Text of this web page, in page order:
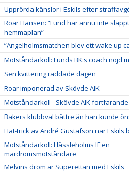
Upprörda känslor i Eskils efter
Roar Hansen: ”Lund har ännu inte
hemmaplan”
”Ängelholmsmatchen blev ett wake up
Motståndarkoll: Lunds BK:s coach nöjd
Sen kvittering räddade dagen
Roar imponerad av Skövde AIK
Motståndarkoll - Skövde AIK
Bakers klubbval bättre än han kunde
Hat-trick av André Gustafson när Eskils
Motståndarkoll: Hässleholms IF en
mardrömsmotståndare
Melvins dröm är Superettan med Eskils